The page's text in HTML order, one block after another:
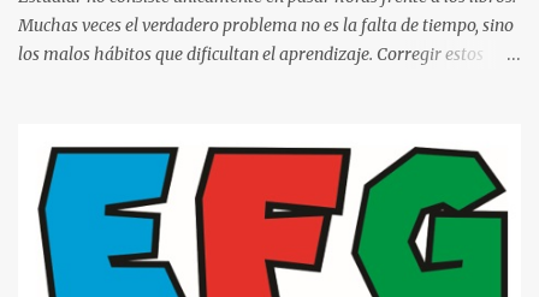
Muchas veces el verdadero problema no es la falta de tiempo, sino
los malos hábitos que dificultan el aprendizaje. Corregir estos
cuáles son los errores más comunes al estudiar, por qué afectan tu
rendimiento y qué puedes hacer para evitarlos. Si eres estudiante
de primaria, secundaria, bachillerato o universidad, estos consejos
te ayudarán a desarrollar hábitos de estudio mucho más efectivos.
¿Por qué es importante identificar los errores al estudiar? Muchas